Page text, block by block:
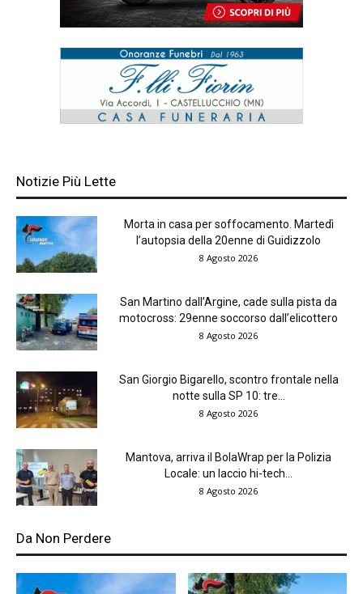
Notizie Più Lette
Morta in casa per soffocamento. Martedì
l’autopsia della 20enne di Guidizzolo
8 Agosto 2026
San Martino dall’Argine, cade sulla pista da
motocross: 29enne soccorso dall’elicottero
8 Agosto 2026
San Giorgio Bigarello, scontro frontale nella
notte sulla SP 10: tre...
8 Agosto 2026
Mantova, arriva il BolaWrap per la Polizia
Locale: un laccio hi-tech...
8 Agosto 2026
Da Non Perdere